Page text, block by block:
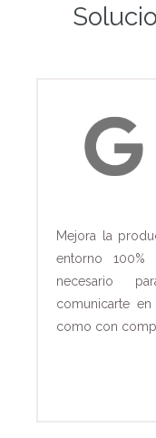
Mejora la
entorno
necesario
comunicarte
como con